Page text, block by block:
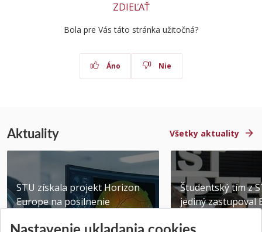
ZDIEĽAŤ
Bola pre Vás táto stránka užitočná?
Áno Nie
Aktuality Všetky aktuality
STU získala projekt Horizon
Europe na posilnenie
Publikované 31.07.2026
Študentský tím z
jediný zastupoval
Publikované